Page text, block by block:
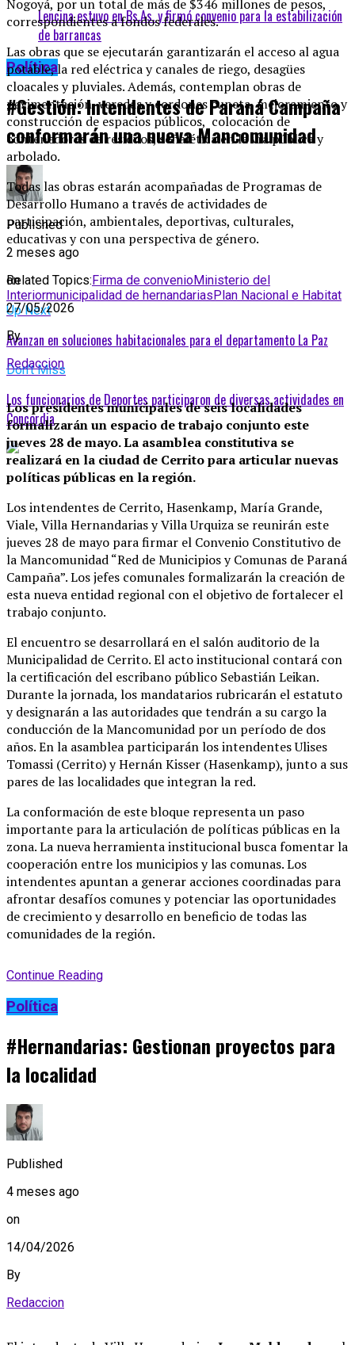
Nogoyá, por un total de más de $346 millones de pesos,
correspondientes a fondos federales.
Las obras que se ejecutarán garantizarán el acceso al agua
potable, la red eléctrica y canales de riego, desagües
cloacales y pluviales. Además, contemplan obras de
pavimentación, veredas y cordones cuneta, mejoramiento y
construcción de espacios públicos, colocación de
contenedores de residuos, señalética en la vía pública y
arbolado.
Todas las obras estarán acompañadas de Programas de
Desarrollo Humano a través de actividades de
participación, ambientales, deportivas, culturales,
educativas y con una perspectiva de género.
Related Topics:Firma de convenioMinisterio del
Interiormunicipalidad de hernandariasPlan Nacional e Habitat
Up Next
Avanzan en soluciones habitacionales para el departamento La Paz
Don't Miss
Los funcionarios de Deportes participaron de diversas actividades en
Concordia
Lencina estuvo en Bs.As. y firmó convenio para la estabilización
de barrancas
Política
#Gestión: Intendentes de Paraná Campaña
conformarán una nueva Mancomunidad
Published
2 meses ago
on
27/05/2026
By
Redaccion
Los presidentes municipales de seis localidades
formalizarán un espacio de trabajo conjunto este
jueves 28 de mayo. La asamblea constitutiva se
realizará en la ciudad de Cerrito para articular nuevas
políticas públicas en la región.
Los intendentes de Cerrito, Hasenkamp, María Grande,
Viale, Villa Hernandarias y Villa Urquiza se reunirán este
jueves 28 de mayo para firmar el Convenio Constitutivo de
la Mancomunidad “Red de Municipios y Comunas de Paraná
Campaña”. Los jefes comunales formalizarán la creación de
esta nueva entidad regional con el objetivo de fortalecer el
trabajo conjunto.
El encuentro se desarrollará en el salón auditorio de la
Municipalidad de Cerrito. El acto institucional contará con
la certificación del escribano público Sebastián Leikan.
Durante la jornada, los mandatarios rubricarán el estatuto
y designarán a las autoridades que tendrán a su cargo la
conducción de la Mancomunidad por un período de dos
años. En la asamblea participarán los intendentes Ulises
Tomassi (Cerrito) y Hernán Kisser (Hasenkamp), junto a sus
pares de las localidades que integran la red.
La conformación de este bloque representa un paso
importante para la articulación de políticas públicas en la
zona. La nueva herramienta institucional busca fomentar la
cooperación entre los municipios y las comunas. Los
intendentes apuntan a generar acciones coordinadas para
afrontar desafíos comunes y potenciar las oportunidades
de crecimiento y desarrollo en beneficio de todas las
comunidades de la región.
Continue Reading
Política
#Hernandarias: Gestionan proyectos para
la localidad
Published
4 meses ago
on
14/04/2026
By
Redaccion